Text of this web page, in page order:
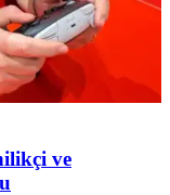
ve